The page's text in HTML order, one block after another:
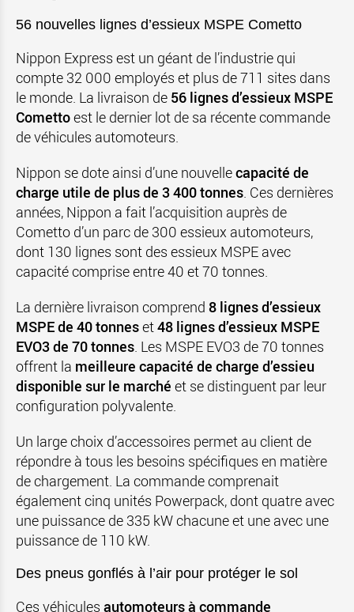
56 nouvelles lignes d’essieux MSPE Cometto
Nippon Express est un géant de l’industrie qui
compte 32 000 employés et plus de 711 sites dans
le monde. La livraison de 56 lignes d’essieux MSPE
Comettoest le dernier lot de sa récente commande
de véhicules automoteurs.
Nippon se dote ainsi d’une nouvellecapacité de
charge utile de plus de 3 400 tonnes. Ces dernières
années, Nippon a fait l’acquisition auprès de
Cometto d’un parc de 300 essieux automoteurs,
dont 130 lignes sont des essieux MSPE avec
capacité comprise entre 40 et 70 tonnes.
La dernière livraison comprend 8 lignes d’essieux
MSPE de 40 tonneset48 lignes d’essieux MSPE
EVO3 de 70 tonnes. Les MSPE EVO3 de 70 tonnes
offrent la meilleure capacité de charge d’essieu
disponible sur le marché et se distinguent par leur
configuration polyvalente.
Un large choix d’accessoires permet au client de
répondre à tous les besoins spécifiques en matière
de chargement. La commande comprenait
également cinq unités Powerpack, dont quatre avec
une puissance de 335 kW chacune et une avec une
puissance de 110 kW.
Des pneus gonflés à l’air pour protéger le sol
Ces véhicules automoteurs à commande